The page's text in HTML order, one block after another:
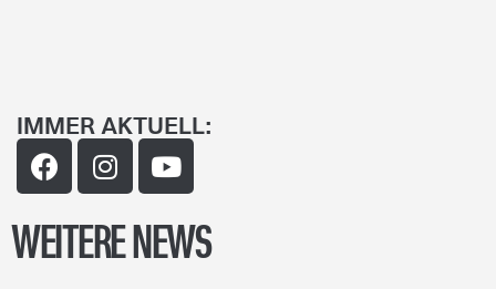
IMMER AKTUELL:
WEITERE NEWS